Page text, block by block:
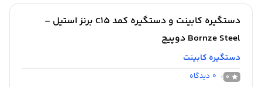
دستگیره کابینت و دستگیره کمد C15 برنز استیل –
Bornze Steel دوپیچ
دستگیره کابینت
0
0 دیدگاه